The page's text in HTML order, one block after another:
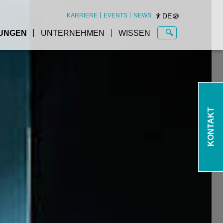
KARRIERE EVENTS NEWS DE
UNTERNEHMEN WISSEN
KONTAKT